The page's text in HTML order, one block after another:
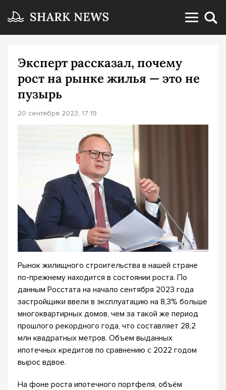
Эксперт рассказал, почему
рост на рынке жилья — это не
пузырь
20 сентября 2023, 17:19
Рынок жилищного строительства в нашей стране
по-прежнему находится в состоянии роста. По
данным Росстата на начало сентября 2023 года
застройщики ввели в эксплуатацию на 8,3% больше
многоквартирных домов, чем за такой же период
прошлого рекордного года, что составляет 28,2
млн квадратных метров. Объем выданных
ипотечных кредитов по сравнению с 2022 годом
вырос вдвое.
На фоне роста ипотечного портфеля, объём